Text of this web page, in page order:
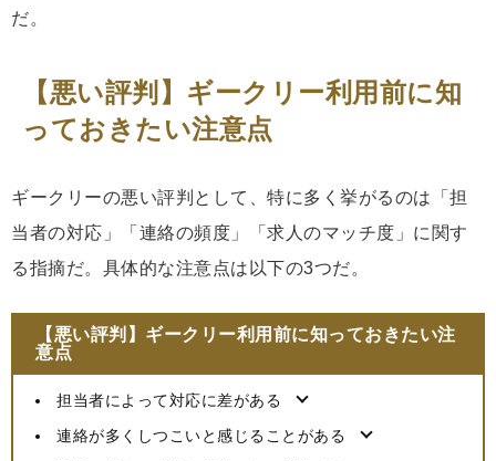
だ。
【悪い評判】ギークリー利用前に知
っておきたい注意点
ギークリーの悪い評判として、特に多く挙がるのは「担
当者の対応」「連絡の頻度」「求人のマッチ度」に関す
る指摘だ。具体的な注意点は以下の3つだ。
【悪い評判】ギークリー利用前に知っておきたい注
意点
担当者によって対応に差がある
連絡が多くしつこいと感じることがある